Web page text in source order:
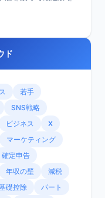
ド
若手
SNS戦略
ビジネス
X
マーケティング
確定申告
年収の壁
減税
礎控除
パート